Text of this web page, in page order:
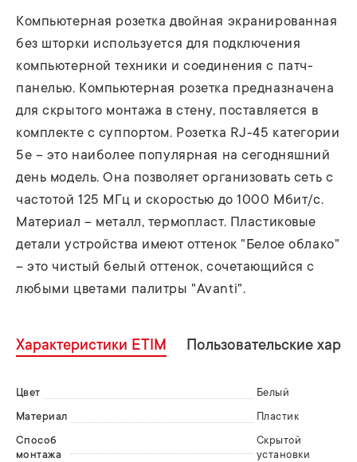
Компьютерная розетка двойная экранированная
без шторки используется для подключения
компьютерной техники и соединения с патч-
панелью. Компьютерная розетка предназначена
для скрытого монтажа в стену, поставляется в
комплекте с суппортом. Розетка RJ-45 категории
5e – это наиболее популярная на сегодняшний
день модель. Она позволяет организовать сеть с
частотой 125 МГц и скоростью до 1000 Мбит/с.
Материал – металл, термопласт. Пластиковые
детали устройства имеют оттенок "Белое облако"
– это чистый белый оттенок, сочетающийся с
любыми цветами палитры "Avanti".
Характеристики ETIM Пользовательские
Цвет
Белый
Материал
Пластик
Способ
монтажа
Скрытой
установки